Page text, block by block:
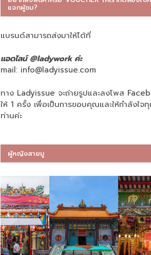
แจกผู้ชม?
แบรนด์สามารถส่งมาให้ได้ที่
แอดไลน์ @ladywork ค่ะ
mail: info@ladyissue.com
ทาง Ladyissue จะถ่ายรูปและลงโพส
ให้ 1 ครั้ง เพื่อเป็นการขอบคุณและให้กำลังใจทุ
ท่านค่ะ
ผู้หญิงสายมู